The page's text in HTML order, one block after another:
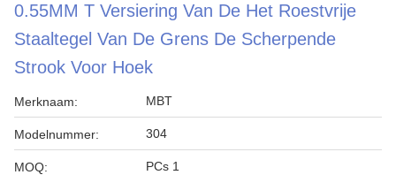
0.55MM T Versiering Van De Het Roestvrije
Staaltegel Van De Grens De Scherpende
Strook Voor Hoek
Merknaam: MBT
Modelnummer: 304
MOQ: PCs 1